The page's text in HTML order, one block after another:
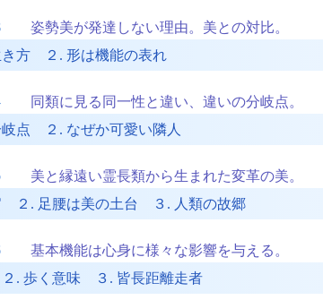
姿勢美が発達しない理由。美との対比。
き方 ２. 形は機能の表れ
同類に見る同一性と違い、違いの分岐点。
岐点 ２. なぜか可愛い隣人
美と縁遠い霊長類から生まれた変革の美。
２. 足腰は美の土台 ３. 人類の故郷
基本機能は心身に様々な影響を与える。
. 歩く意味 ３. 皆長距離走者